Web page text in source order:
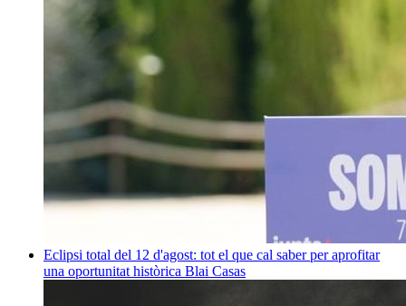
Eclipsi total del 12 d'agost: tot el que cal saber per aprofitar
una oportunitat històrica Blai Casas